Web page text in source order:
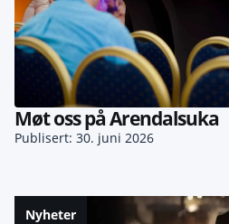
Møt oss på Arendalsuka
Publisert: 30. juni 2026
Nyheter